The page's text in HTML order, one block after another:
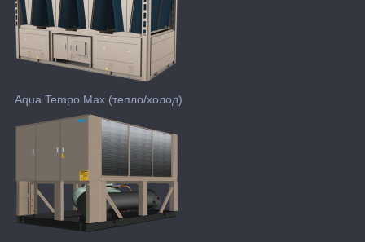
Aqua Tempo Max (тепло/холод)